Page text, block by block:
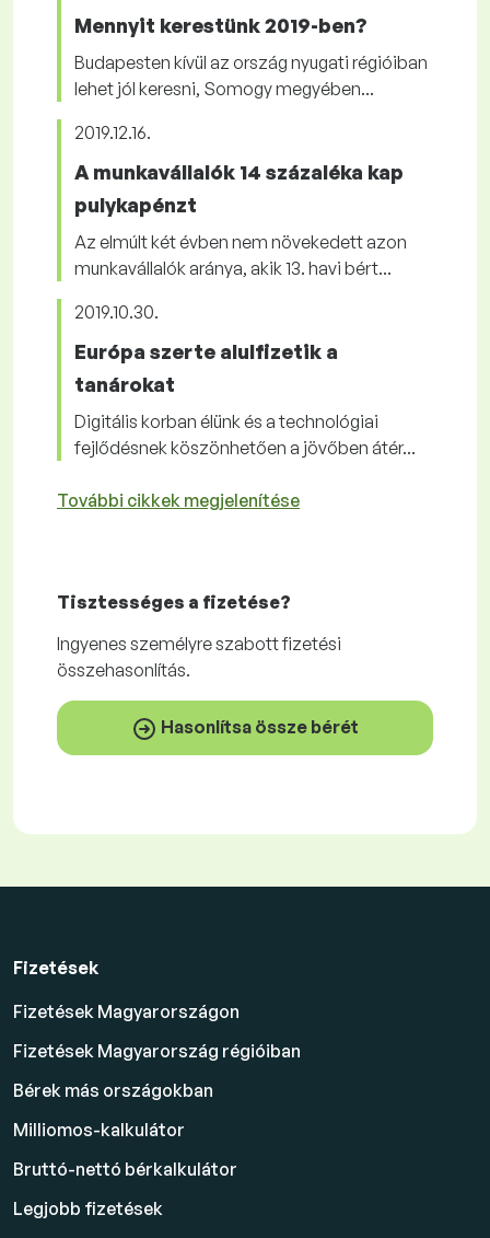
Mennyit kerestünk 2019-ben?
Budapesten kívül az ország nyugati régióiban
lehet jól keresni, Somogy megyében...
2019.12.16.
A munkavállalók 14 százaléka kap
pulykapénzt
Az elmúlt két évben nem növekedett azon
munkavállalók aránya, akik 13. havi bért...
2019.10.30.
Európa szerte alulfizetik a
tanárokat
Digitális korban élünk és a technológiai
fejlődésnek köszönhetően a jövőben átér...
További cikkek megjelenítése
Tisztességes a fizetése?
Ingyenes személyre szabott fizetési
összehasonlítás.
Hasonlítsa össze bérét
Fizetések
Fizetések Magyarországon
Fizetések Magyarország régióiban
Bérek más országokban
Milliomos-kalkulátor
Bruttó-nettó bérkalkulátor
Legjobb fizetések